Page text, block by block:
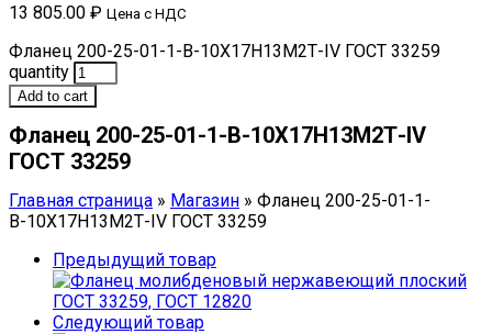
13 805.00 ₽ Цена с НДС
Фланец 200-25-01-1-В-10Х17Н13М2Т-IV ГОСТ 33259
quantity
Add to cart
Фланец 200-25-01-1-В-10Х17Н13М2Т-IV
ГОСТ 33259
Главная страница » Магазин » Фланец 200-25-01-1-
В-10Х17Н13М2Т-IV ГОСТ 33259
Предыдущий товар
Следующий товар